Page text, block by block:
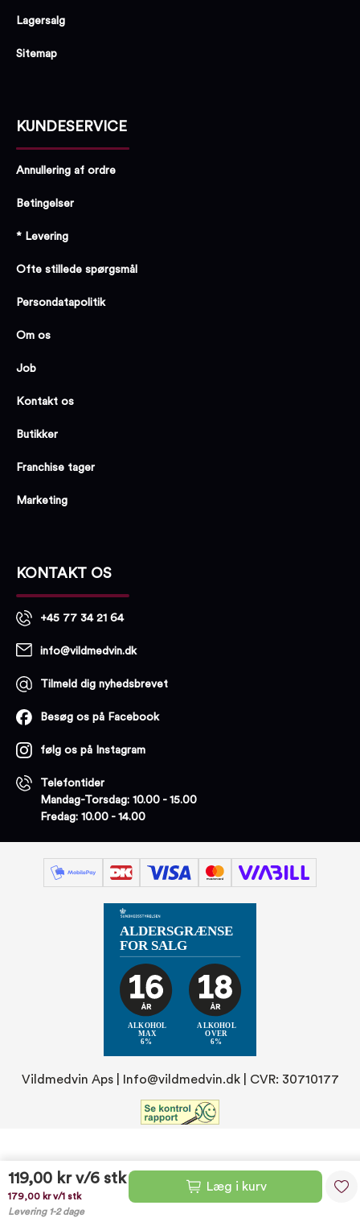
119,00 kr v/6 stk
179,00 krv/1 stk
Levering 1-2 dage
Læg i kurv
Lagersalg
Sitemap
KUNDESERVICE
Annullering af ordre
Betingelser
* Levering
Ofte stillede spørgsmål
Persondatapolitik
Om os
Job
Kontakt os
Butikker
Franchise tager
Marketing
KONTAKT OS
+45 77 34 21 64
info@vildmedvin.dk
Tilmeld dig nyhedsbrevet
Besøg os på Facebook
følg os på Instagram
Telefontider
Mandag-Torsdag: 10.00 - 15.00
Fredag: 10.00 - 14.00
Vildmedvin Aps | Info@vildmedvin.dk| CVR: 30710177